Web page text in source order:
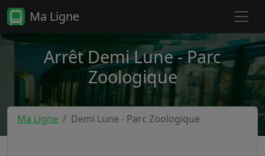
Ma Ligne
Arrêt Demi Lune - Parc
Zoologique
Ma Ligne Demi Lune - Parc Zoologique